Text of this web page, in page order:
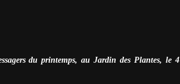
du printemps, au Jardin des Plantes, le 4